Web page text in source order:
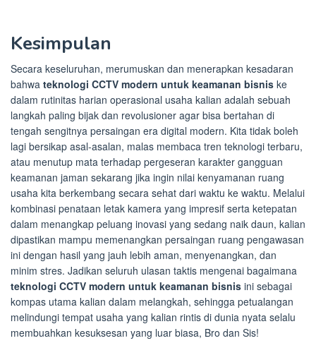
Kesimpulan
Secara keseluruhan, merumuskan dan menerapkan kesadaran
bahwa teknologi CCTV modern untuk keamanan bisnis ke
dalam rutinitas harian operasional usaha kalian adalah sebuah
langkah paling bijak dan revolusioner agar bisa bertahan di
tengah sengitnya persaingan era digital modern. Kita tidak boleh
lagi bersikap asal-asalan, malas membaca tren teknologi terbaru,
atau menutup mata terhadap pergeseran karakter gangguan
keamanan jaman sekarang jika ingin nilai kenyamanan ruang
usaha kita berkembang secara sehat dari waktu ke waktu. Melalui
kombinasi penataan letak kamera yang impresif serta ketepatan
dalam menangkap peluang inovasi yang sedang naik daun, kalian
dipastikan mampu memenangkan persaingan ruang pengawasan
ini dengan hasil yang jauh lebih aman, menyenangkan, dan
minim stres. Jadikan seluruh ulasan taktis mengenai bagaimana
teknologi CCTV modern untuk keamanan bisnis ini sebagai
kompas utama kalian dalam melangkah, sehingga petualangan
melindungi tempat usaha yang kalian rintis di dunia nyata selalu
membuahkan kesuksesan yang luar biasa, Bro dan Sis!